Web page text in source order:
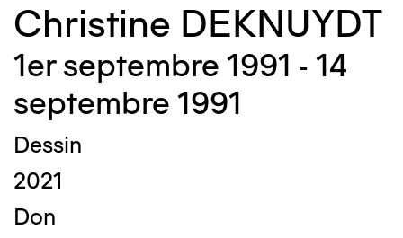
Christine DEKNUYDT
1er septembre 1991 - 14
septembre 1991
Dessin
2021
Don